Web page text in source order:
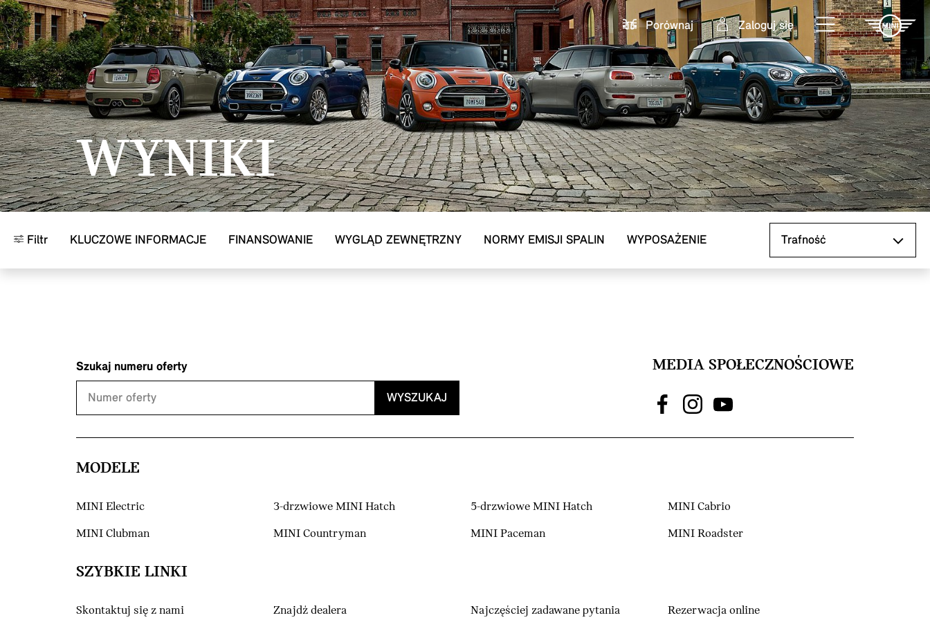
Przejdź do głównej treści
Porównaj
Zaloguj się
WYNIKI
Filtr KLUCZOWE INFORMACJE FINANSOWANIE WYGLĄD ZEWNĘTRZNY NORMY EMISJI SPALIN WYPOSAŻENIE
Szukaj numeru oferty
WYSZUKAJ
MEDIA SPOŁECZNOŚCIOWE
MODELE
MINI Electric 3-drzwiowe MINI Hatch 5-drzwiowe MINI Hatch MINI Cabrio
MINI Clubman MINI Countryman MINI Paceman MINI Roadster
SZYBKIE LINKI
Skontaktuj się z nami Znajdź dealera Najczęściej zadawane pytania Rezerwacja online